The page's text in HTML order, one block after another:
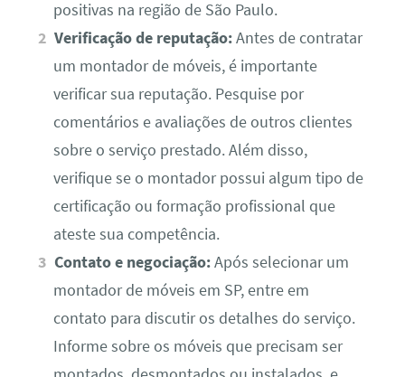
positivas na região de São Paulo.
Verificação de reputação:Antes de contratar
um montador de móveis, é importante
verificar sua reputação. Pesquise por
comentários e avaliações de outros clientes
sobre o serviço prestado. Além disso,
verifique se o montador possui algum tipo de
certificação ou formação profissional que
ateste sua competência.
Contato e negociação:Após selecionar um
montador de móveis em SP, entre em
contato para discutir os detalhes do serviço.
Informe sobre os móveis que precisam ser